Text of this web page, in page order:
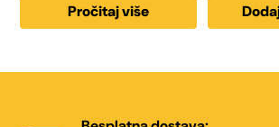
Pročitaj više